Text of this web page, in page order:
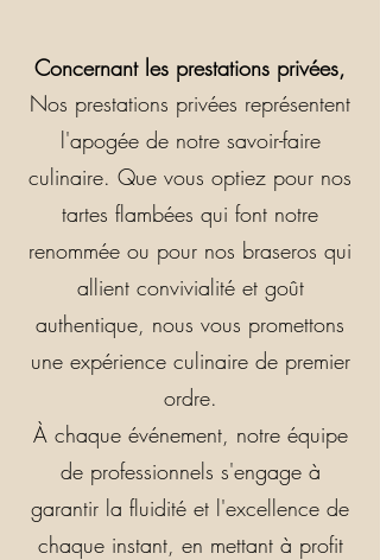
Concernant les prestations privées,
Nos prestations privées représentent
l'apogée de notre savoir-faire
culinaire. Que vous optiez pour nos
tartes flambées qui font notre
renommée ou pour nos braseros qui
allient convivialité et goût
authentique, nous vous promettons
une expérience culinaire de premier
ordre.
À chaque événement, notre équipe
de professionnels s'engage à
garantir la fluidité et l'excellence de
chaque instant, en mettant à profit